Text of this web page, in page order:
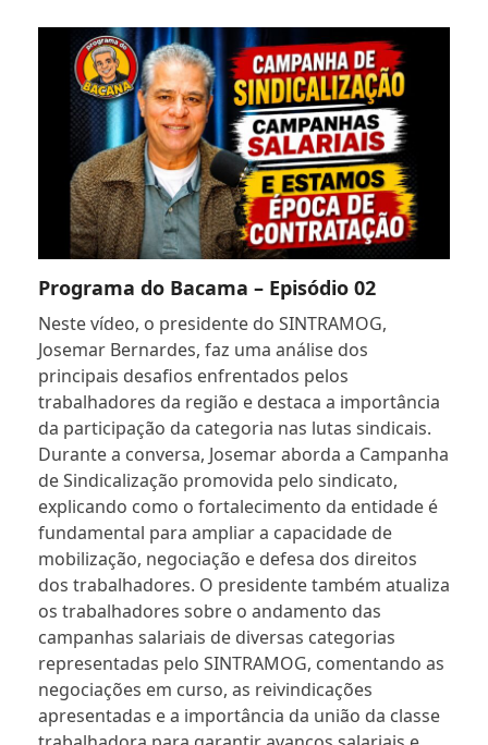
Programa do Bacama – Episódio 02
Neste vídeo, o presidente do SINTRAMOG,
Josemar Bernardes, faz uma análise dos
principais desafios enfrentados pelos
trabalhadores da região e destaca a importância
da participação da categoria nas lutas sindicais.
Durante a conversa, Josemar aborda a Campanha
de Sindicalização promovida pelo sindicato,
explicando como o fortalecimento da entidade é
fundamental para ampliar a capacidade de
mobilização, negociação e defesa dos direitos
dos trabalhadores. O presidente também atualiza
os trabalhadores sobre o andamento das
campanhas salariais de diversas categorias
representadas pelo SINTRAMOG, comentando as
negociações em curso, as reivindicações
apresentadas e a importância da união da classe